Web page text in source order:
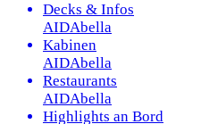
Decks & Infos
AIDAbella
Kabinen
AIDAbella
Restaurants
AIDAbella
Highlights an Bord